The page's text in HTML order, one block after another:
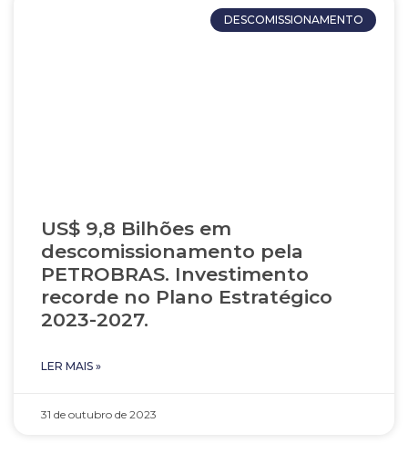
DESCOMISSIONAMENTO
US$ 9,8 Bilhões em
descomissionamento pela
PETROBRAS. Investimento
recorde no Plano Estratégico
2023-2027.
LER MAIS »
31 de outubro de 2023